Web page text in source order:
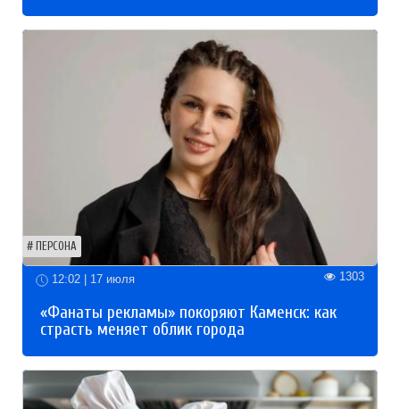
ПЕРСОНА
12:02 | 17 июля 1303
«Фанаты рекламы» покоряют Каменск: как
страсть меняет облик города